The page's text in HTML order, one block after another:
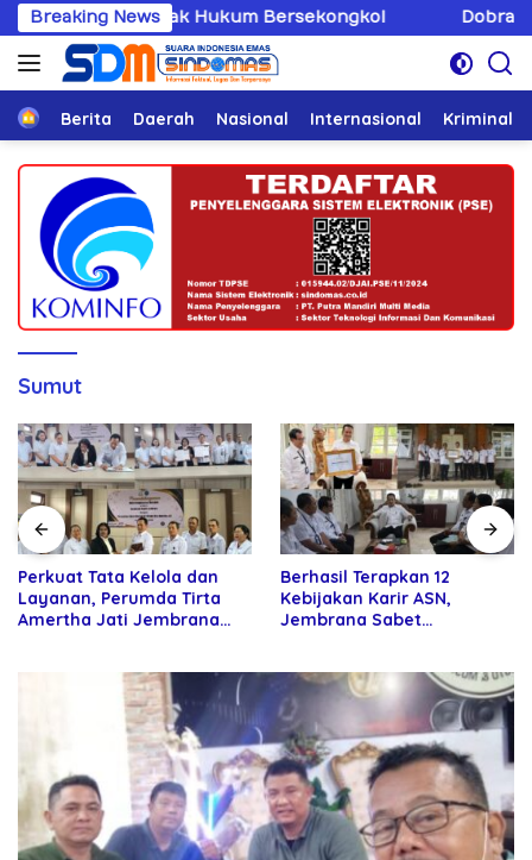
Langsung
ke
konten
Breaking News
Penegak Hukum Bersekongkol Dobrak Imunitas
HomeBerita Daerah Nasional Internasional Kriminal
Sumut
Perkuat Tata Kelola dan
Layanan, Perumda Tirta
Amertha Jati Jembrana
Berhasil Terapkan 12
Kebijakan Karir ASN,
Jembrana Sabet